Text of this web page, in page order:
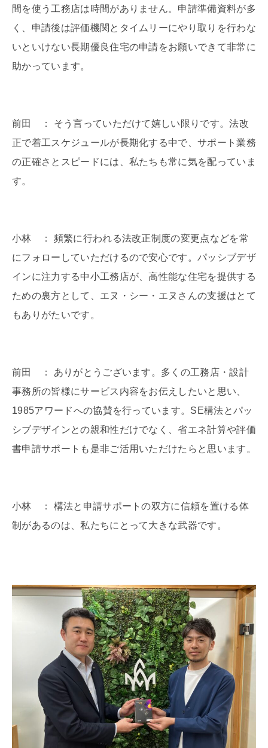
間を使う工務店は時間がありません。申請準備資料が多
く、申請後は評価機関とタイムリーにやり取りを行わな
いといけない長期優良住宅の申請をお願いできて非常に
助かっています。
前田 ： そう言っていただけて嬉しい限りです。法改
正で着工スケジュールが長期化する中で、サポート業務
の正確さとスピードには、私たちも常に気を配っていま
す。
小林 ： 頻繁に行われる法改正制度の変更点などを常
にフォローしていただけるので安心です。パッシブデザ
インに注力する中小工務店が、高性能な住宅を提供する
ための裏方として、エヌ・シー・エヌさんの支援はとて
もありがたいです。
前田 ： ありがとうございます。多くの工務店・設計
事務所の皆様にサービス内容をお伝えしたいと思い、
1985アワードへの協賛を行っています。SE構法とパッ
シブデザインとの親和性だけでなく、省エネ計算や評価
書申請サポートも是非ご活用いただけたらと思います。
小林 ： 構法と申請サポートの双方に信頼を置ける体
制があるのは、私たちにとって大きな武器です。